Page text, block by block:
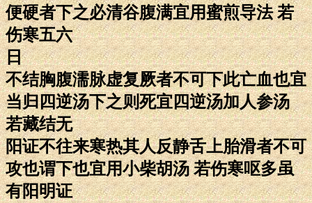
便硬者下之必清谷腹满宜用蜜煎导法 若
伤寒五六
日
不结胸腹濡脉虚复厥者不可下此亡血也宜
当归四逆汤下之则死宜四逆汤加人参汤
若藏结无
阳证不往来寒热其人反静舌上胎滑者不可
攻也谓下也宜用小柴胡汤 若伤寒呕多虽
有阳明证